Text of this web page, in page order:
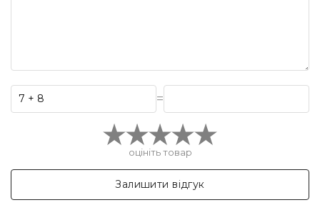
=
оцініть товар
Залишити відгук